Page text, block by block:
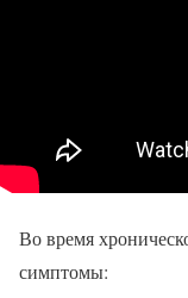
Во время
симптомы: